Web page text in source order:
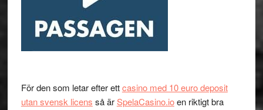
För den som letar efter ettcasino med 10 euro deposit
utan svensk licens så ärSpelaCasino.ioen riktigt bra